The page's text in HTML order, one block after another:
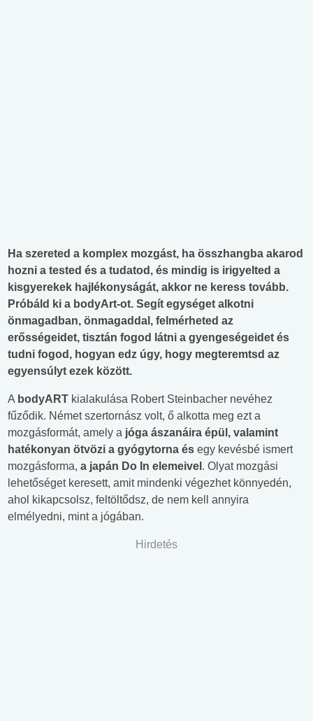
Ha szereted a komplex mozgást, ha összhangba akarod
hozni a tested és a tudatod, és mindig is irigyelted a
kisgyerekek hajlékonyságát, akkor ne keress tovább.
Próbáld ki a bodyArt-ot. Segít egységet alkotni
önmagadban, önmagaddal, felmérheted az
erősségeidet, tisztán fogod látni a gyengeségeidet és
tudni fogod, hogyan edz úgy, hogy megteremtsd az
egyensúlyt ezek között.
A bodyART kialakulása Robert Steinbacher nevéhez
fűződik. Német szertornász volt, ő alkotta meg ezt a
mozgásformát, amely a jóga ászanáira épül, valamint
hatékonyan ötvözi a gyógytorna és egy kevésbé ismert
mozgásforma, a japán Do In elemeivel . Olyat mozgási
lehetőséget keresett, amit mindenki végezhet könnyedén,
ahol kikapcsolsz, feltöltődsz, de nem kell annyira
elmélyedni, mint a jógában.
Hirdetés